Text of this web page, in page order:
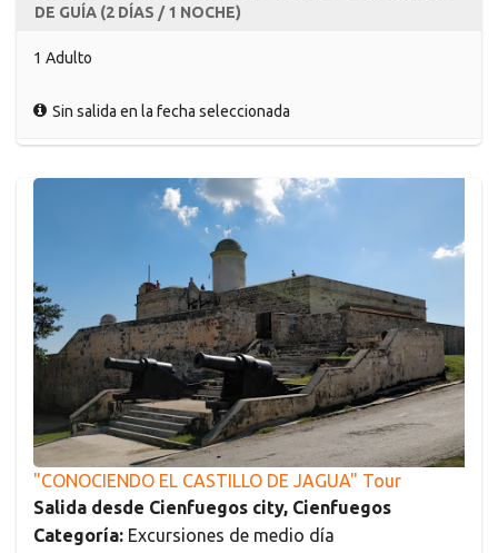
DE GUÍA (2 DÍAS / 1 NOCHE)
1 Adulto
Sin salida en la fecha seleccionada
"CONOCIENDO EL CASTILLO DE JAGUA" Tour
Salida desde Cienfuegos city, Cienfuegos
Categoría: Excursiones de medio día